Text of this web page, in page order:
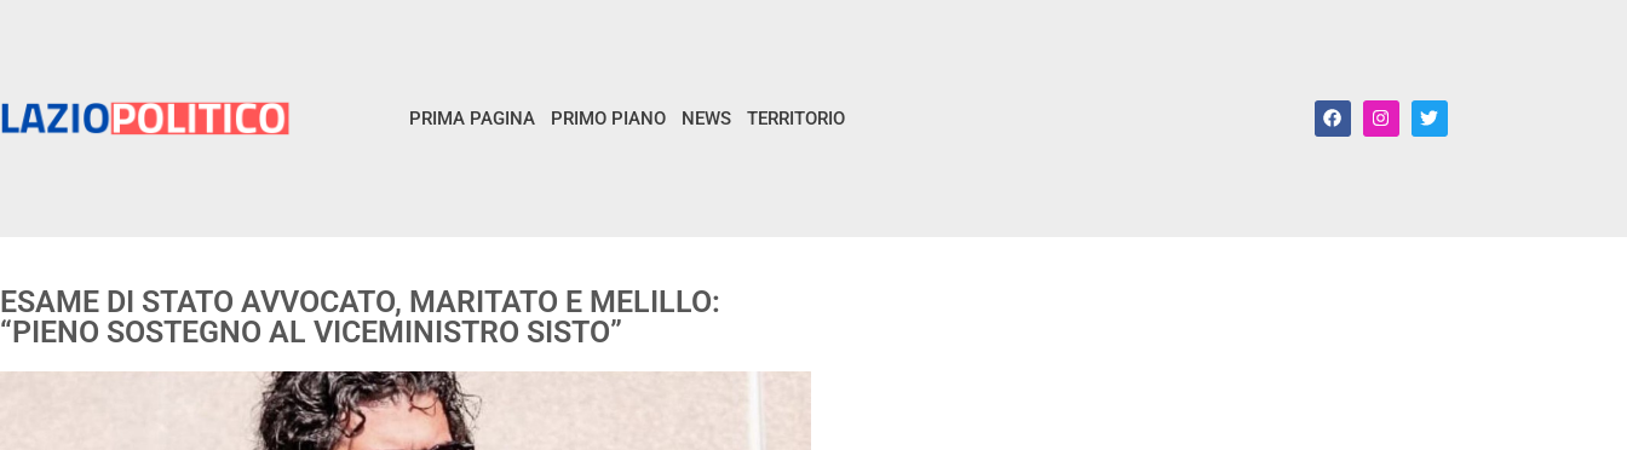
PRIMA PAGINA PRIMO PIANO NEWS TERRITORIO
ESAME DI STATO AVVOCATO, MARITATO E MELILLO:
“PIENO SOSTEGNO AL VICEMINISTRO SISTO”